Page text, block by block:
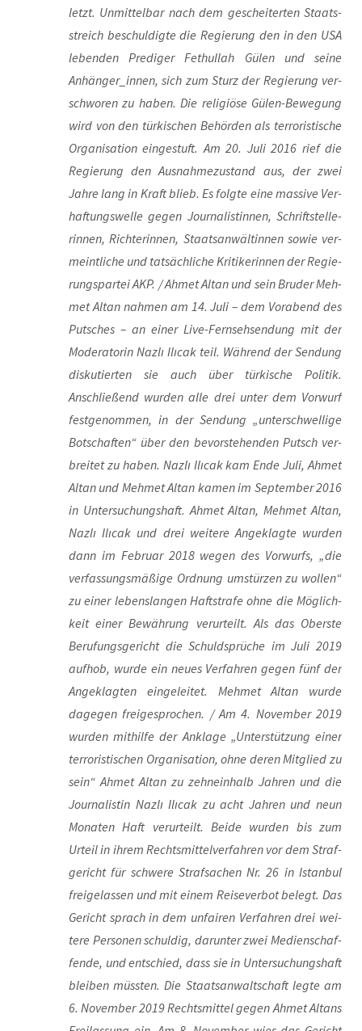
letzt. Unmit­tel­bar nach dem geschei­ter­ten Staats­
streich beschul­dig­te die Regie­rung den in den USA
leben­den Pre­di­ger Fet­hul­lah Gülen und sei­ne
Anhänger_innen, sich zum Sturz der Regie­rung ver­
schwo­ren zu haben. Die reli­giö­se Gülen-Bewe­gung
wird von den tür­ki­schen Behör­den als ter­ro­ris­ti­sche
Orga­ni­sa­ti­on ein­ge­stuft. Am 20. Juli 2016 rief die
Regie­rung den Aus­nah­me­zu­stand aus, der zwei
Jah­re lang in Kraft blieb. Es folg­te eine mas­si­ve Ver­
haf­tungs­wel­le gegen Jour­na­lis­tin­nen, Schrift­stel­le­
rin­nen, Rich­te­rin­nen, Staats­an­wäl­tin­nen sowie ver­
meint­li­che und tat­säch­li­che Kri­ti­ke­rin­nen der Regie­
rungs­par­tei AKP. / Ahmet Altan und sein Bru­der Meh­
met Altan nah­men am 14. Juli – dem Vor­abend des
Put­sches – an einer Live-Fern­seh­sen­dung mit der
Mode­ra­to­rin Naz­lı Ilı­cak teil. Wäh­rend der Sen­dung
dis­ku­tier­ten sie auch über tür­ki­sche Poli­tik.
Anschlie­ßend wur­den alle drei unter dem Vor­wurf
fest­ge­nom­men, in der Sen­dung „unter­schwel­li­ge
Bot­schaf­ten“ über den bevor­ste­hen­den Putsch ver­
brei­tet zu haben. Naz­lı Ilı­cak kam Ende Juli, Ahmet
Altan und Meh­met Altan kamen im Sep­tem­ber 2016
in Unter­su­chungs­haft. Ahmet Altan, Meh­met Altan,
Naz­lı Ilı­cak und drei wei­te­re Ange­klag­te wur­den
dann im Febru­ar 2018 wegen des Vor­wurfs, „die
ver­fas­sungs­mä­ßi­ge Ord­nung umstür­zen zu wol­len“
zu einer lebens­lan­gen Haft­stra­fe ohne die Mög­lich­
keit einer Bewäh­rung ver­ur­teilt. Als das Obers­te
Beru­fungs­ge­richt die Schuld­sprü­che im Juli 2019
auf­hob, wur­de ein neu­es Ver­fah­ren gegen fünf der
Ange­klag­ten ein­ge­lei­tet. Meh­met Altan wur­de
dage­gen frei­ge­spro­chen. / Am 4. Novem­ber 2019
wur­den mit­hil­fe der Ankla­ge „Unter­stüt­zung einer
ter­ro­ris­ti­schen Orga­ni­sa­ti­on, ohne deren Mit­glied zu
sein“ Ahmet Altan zu zehn­ein­halb Jah­ren und die
Jour­na­lis­tin Naz­lı Ilı­cak zu acht Jah­ren und neun
Mona­ten Haft ver­ur­teilt. Bei­de wur­den bis zum
Urteil in ihrem Rechts­mit­tel­ver­fah­ren vor dem Straf­
ge­richt für schwe­re Straf­sa­chen Nr. 26 in Istan­bul
frei­ge­las­sen und mit einem Rei­se­ver­bot belegt. Das
Gericht sprach in dem unfai­ren Ver­fah­ren drei wei­
te­re Per­so­nen schul­dig, dar­un­ter zwei Medi­en­schaf­
fen­de, und ent­schied, dass sie in Unter­su­chungs­haft
blei­ben müss­ten. Die Staats­an­walt­schaft leg­te am
6. Novem­ber 2019 Rechts­mit­tel gegen Ahmet Alt­ans